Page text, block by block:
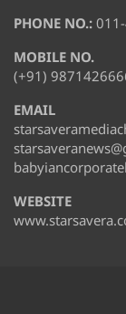
PHONE NO.:
MOBILE NO.
(+91)
EMAIL
WEBSITE